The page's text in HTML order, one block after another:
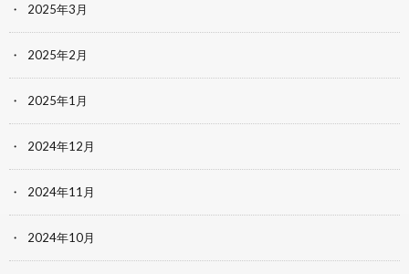
2025年3月
2025年2月
2025年1月
2024年12月
2024年11月
2024年10月